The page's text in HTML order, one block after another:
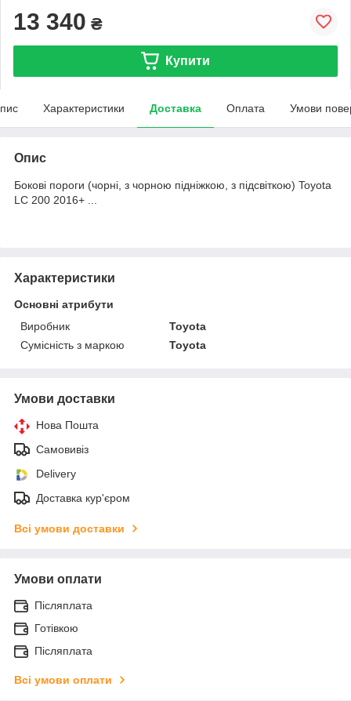
13 340 ₴
Купити
Характеристики Доставка Оплата Умови
Опис
Бокові пороги (чорні, з чорною підніжкою, з підсвіткою) Toyota
LC 200 2016+ ...
Характеристики
Основні атрибути
Виробник
Toyota
Сумісність з маркою
Toyota
Умови доставки
Нова Пошта
Самовивіз
Delivery
Доставка кур'єром
Всі умови доставки
Умови оплати
Післяплата
Готівкою
Післяплата
Всі умови оплати